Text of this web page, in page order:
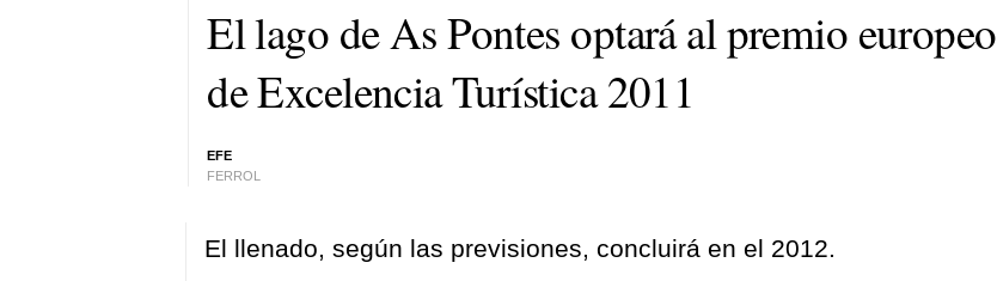
El lago de As Pontes optará al premio europeo
de Excelencia Turística 2011
EFE
FERROL
El llenado, según las previsiones, concluirá en el 2012.